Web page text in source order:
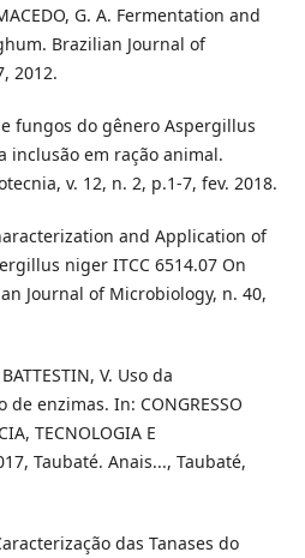
G. A. Fermentation and
Brazilian Journal of
2012.
fungos do gênero Aspergillus
inclusão em ração animal.
v. 12, n. 2, p.1-7, fev. 2018.
and Application of
niger ITCC 6514.07 On
Journal of Microbiology, n. 40,
V. Uso da
enzimas. In: CONGRESSO
TECNOLOGIA E
Taubaté. Anais..., Taubaté,
das Tanases do